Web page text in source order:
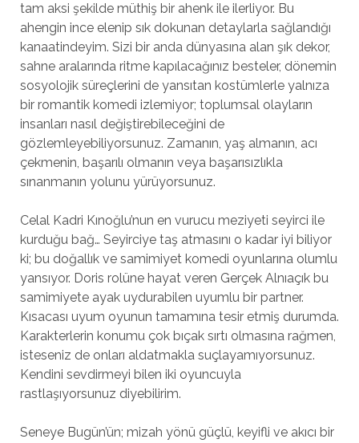
tam aksi şekilde müthiş bir ahenk ile ilerliyor. Bu
ahengin ince elenip sık dokunan detaylarla sağlandığı
kanaatindeyim. Sizi bir anda dünyasına alan şık dekor,
sahne aralarında ritme kapılacağınız besteler, dönemin
sosyolojik süreçlerini de yansıtan kostümlerle yalnıza
bir romantik komedi izlemiyor; toplumsal olayların
insanları nasıl değiştirebileceğini de
gözlemleyebiliyorsunuz. Zamanın, yaş almanın, acı
çekmenin, başarılı olmanın veya başarısızlıkla
sınanmanın yolunu yürüyorsunuz.
Celal Kadri Kınoğlu’nun en vurucu meziyeti seyirci ile
kurduğu bağ… Seyirciye taş atmasını o kadar iyi biliyor
ki; bu doğallık ve samimiyet komedi oyunlarına olumlu
yansıyor. Doris rolüne hayat veren Gerçek Alnıaçık bu
samimiyete ayak uydurabilen uyumlu bir partner.
Kısacası uyum oyunun tamamına tesir etmiş durumda.
Karakterlerin konumu çok bıçak sırtı olmasına rağmen,
isteseniz de onları aldatmakla suçlayamıyorsunuz.
Kendini sevdirmeyi bilen iki oyuncuyla
rastlaşıyorsunuz diyebilirim.
Seneye Bugün’ün; mizah yönü güçlü, keyifli ve akıcı bir